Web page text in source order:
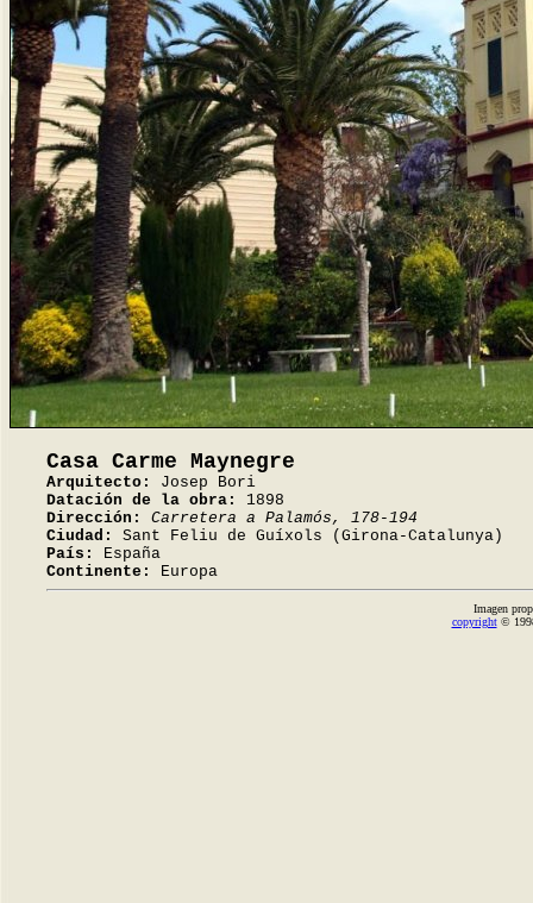
Casa Carme Maynegre
Arquitecto:
Josep Bori
Datación de la obra:
1898
Dirección:
Carretera a Palamós, 178-194
Ciudad:
Sant Feliu de Guíxols (Girona-Catalunya)
País:
España
Continente:
Europa
Imagen
copyright©